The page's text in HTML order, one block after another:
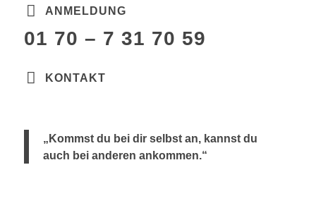
ANMELDUNG
01 70 – 7 31 70 59
KONTAKT
„Kommst du bei dir selbst an, kannst du
auch bei anderen ankommen.“